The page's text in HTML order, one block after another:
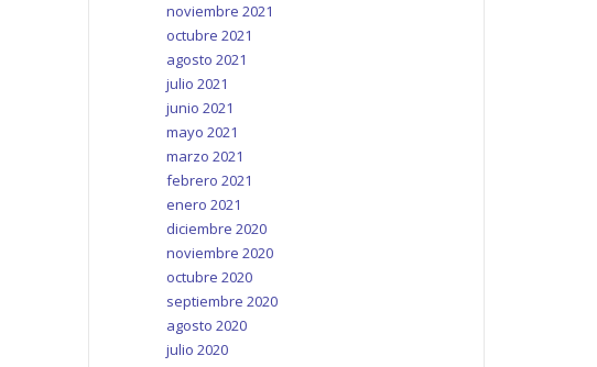
noviembre 2021
octubre 2021
agosto 2021
julio 2021
junio 2021
mayo 2021
marzo 2021
febrero 2021
enero 2021
diciembre 2020
noviembre 2020
octubre 2020
septiembre 2020
agosto 2020
julio 2020